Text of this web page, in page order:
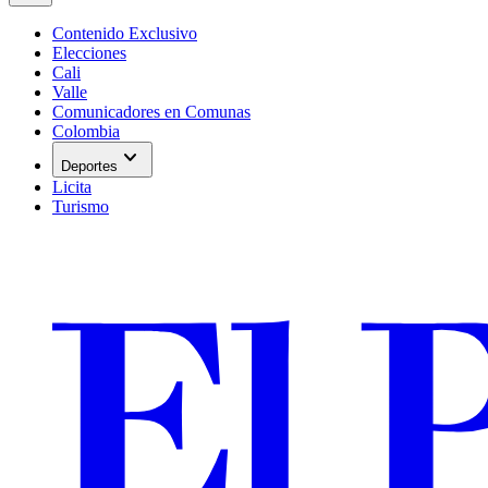
Contenido Exclusivo
Elecciones
Cali
Valle
Comunicadores en Comunas
Colombia
Deportes expand_more
Licita
Turismo